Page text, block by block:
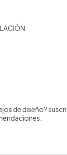
de diseño?